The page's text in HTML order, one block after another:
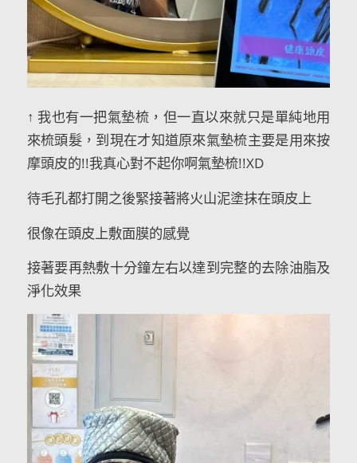
↑ 我也有一把氣墊梳，但一直以來就只是單純地用
來梳頭髮，到現在才知道原來氣墊梳主要是用來按
摩頭皮的!!我真心對不起你啊氣墊梳!!XD
待毛孔都打開之後緊接著將火山泥塗抹在頭皮上
很像在頭皮上敷面膜的感覺
接著要再熱敷十分鐘左右以達到完整的去除油脂及
淨化效果